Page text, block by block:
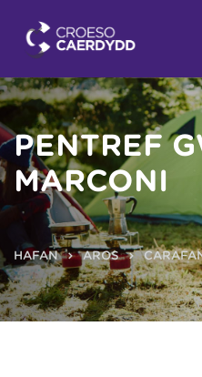
PENTREF
MARCONI
HAFAN AROS